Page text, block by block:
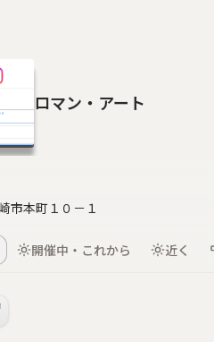
ロマン・アート
市本町１０－１
開催中・これから 近く